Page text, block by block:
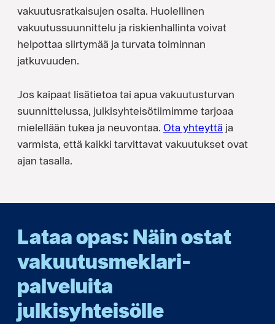
vakuutusratkaisujen osalta. Huolellinen
vakuutussuunnittelu ja riskienhallinta voivat
helpottaa siirtymää ja turvata toiminnan
jatkuvuuden.
Jos kaipaat lisätietoa tai apua vakuutusturvan
suunnittelussa, julkisyhteisötiimimme tarjoaa
mielellään tukea ja neuvontaa. Ota yhteyttä ja
varmista, että kaikki tarvittavat vakuutukset ovat
ajan tasalla.
Lataa opas: Näin ostat
vakuutus­meklari­
palveluita
julkisyhteisölle